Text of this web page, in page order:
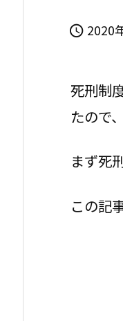
 2020
死刑制
たので
まず死
この記